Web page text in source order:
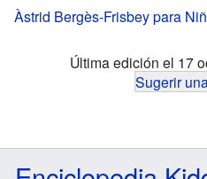
Àstrid Bergès-Frisbey para
Última edición el 17
Sugerir